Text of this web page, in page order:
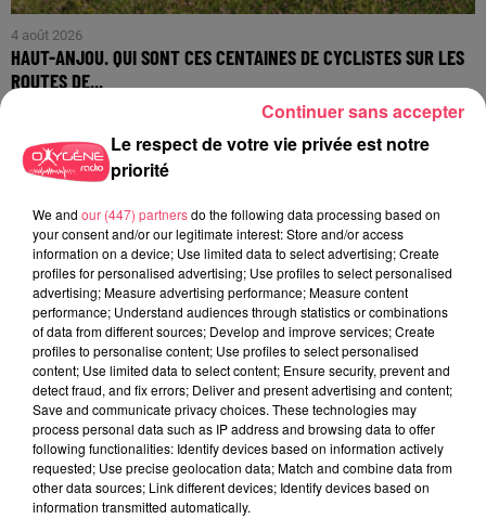
4 août 2026
HAUT-ANJOU. QUI SONT CES CENTAINES DE CYCLISTES SUR LES
ROUTES DE...
1er août 2026
PODCAST : L’HIPPODROME DE ROCHEFORT-SUR-LOIRE PRÊT À
RETROUVER SON...
Le respect de votre vie privée est notre
priorité
We and our (447) partnersdo the following data processing based on
your consent and/or our legitimate interest: Store and/or access
information on a device; Use limited data to select advertising; Create
profiles for personalised advertising; Use profiles to select personalised
advertising; Measure advertising performance; Measure content
performance; Understand audiences through statistics or combinations
of data from different sources; Develop and improve services; Create
profiles to personalise content; Use profiles to select personalised
content; Use limited data to select content; Ensure security, prevent and
detect fraud, and fix errors; Deliver and present advertising and content;
Save and communicate privacy choices. These technologies may
process personal data such as IP address and browsing data to offer
following functionalities: Identify devices based on information actively
requested; Use precise geolocation data; Match and combine data from
other data sources; Link different devices; Identify devices based on
information transmitted automatically.
Continuer sans accepter